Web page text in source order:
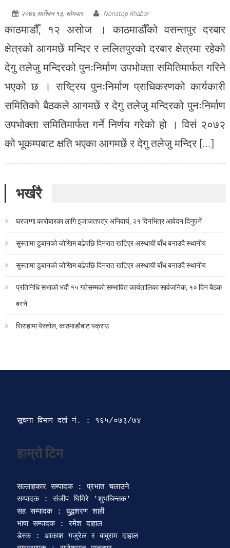
२०७६ आश्विन १३, सोमवार Nonstop Khabar
काठमाडौँ, १२ असोज । काठमाडौँको वसन्तपुर दरबार
क्षेत्रको आगमछें मन्दिर र ललितपुरको दरबार क्षेत्रमा रहेको
देगु तलेजु मन्दिरको पुनःनिर्माण उपभोक्ता समितिमार्फत गरिने
भएको छ । राष्ट्रिय पुनःनिर्माण प्राधिकरणको कार्यकारी
समितिको बैठकले आगमछें र देगु तलेजु मन्दिरको पुनःनिर्माण
उपभोक्ता समितिमार्फत गर्ने निर्णय गरेको हो । विसं २०७२
को भूकम्पबाट क्षति भएका आगमछें र देगु तलेजु मन्दिर […]
भर्खरै
घरजग्गा कारोबारका लागि इजाजतपत्र अनिवार्य, २१ दिनभित्र आवेदन दिनुपर्ने
सुस्तामा डुबानको जोखिम बढेपछि दिनरात खटिएर अस्थायी बाँध बनाउदै स्थानीय
सुस्तामा डुबानको जोखिम बढेपछि दिनरात खटिएर अस्थायी बाँध बनाउदै स्थानीय
प्रतिनिधि सभाको भदौ १५ गतेसम्मको सम्भावित कार्यतालिका सार्वजनिक, १० दिन बैठक
बस्ने
सिराहामा पेस्तोल, काठमाडौबाट पक्राउ
सूचना विभाग दर्ता‍ नं. : १६५/०७३/७४
हाम्रो टिम
सल्लाहकार सम्पादक : प्रभात चलाउने
सम्पादक : संजीप घिमिरे 'शुभचिन्तक'
सह सम्पादक : बुद्धशरण शाही
भाषा सम्पादक : रमेश दाहाल
डेस्क : आकाश गजुरेल र बाबुराम दाहाल